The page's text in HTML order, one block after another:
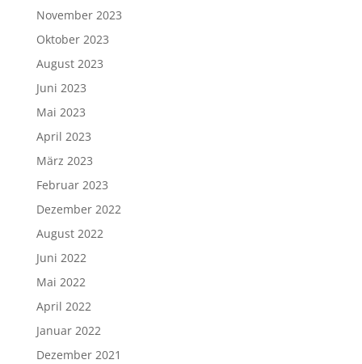
November 2023
Oktober 2023
August 2023
Juni 2023
Mai 2023
April 2023
März 2023
Februar 2023
Dezember 2022
August 2022
Juni 2022
Mai 2022
April 2022
Januar 2022
Dezember 2021